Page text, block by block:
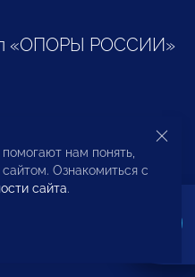
«ОПОРЫ РОССИИ»
и
нам понять,
Ознакомиться с
сайта.